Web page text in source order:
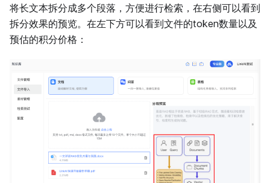
将长文本拆分成多个段落，方便进行检索，在右侧可以看到
拆分效果的预览。在左下方可以看到文件的token数量以及
预估的积分价格：